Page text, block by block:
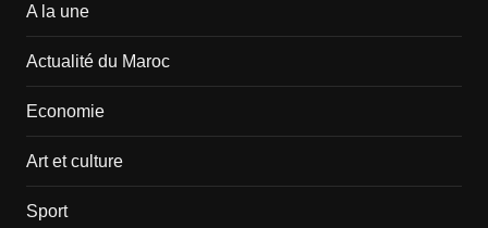
A la une
Actualité du Maroc
Economie
Art et culture
Sport